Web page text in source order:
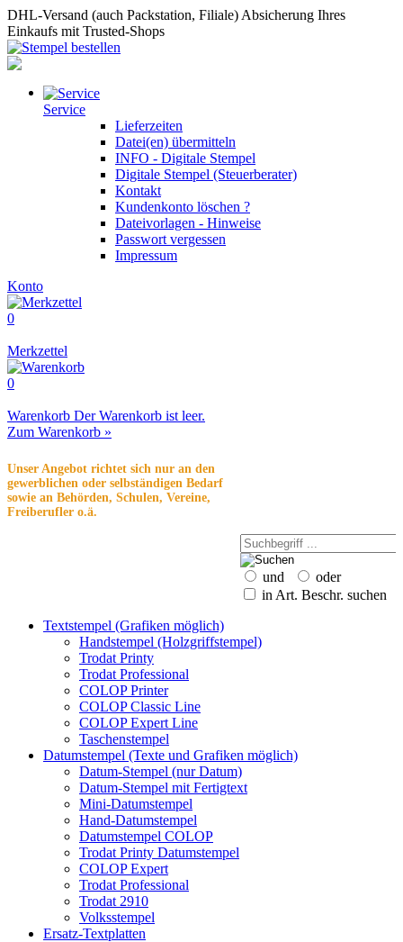
DHL-Versand (auch Packstation, Filiale) Absicherung Ihres
Einkaufs mit Trusted-Shops
Service
Lieferzeiten
Datei(en) übermitteln
INFO - Digitale Stempel
Digitale Stempel (Steuerberater)
Kontakt
Kundenkonto löschen ?
Dateivorlagen - Hinweise
Passwort vergessen
Impressum
Konto
0
Merkzettel
0
Warenkorb Der Warenkorb ist leer.
Zum Warenkorb »
Unser Angebot richtet sich nur an den
gewerblichen oder selbständigen Bedarf
sowie an Behörden, Schulen, Vereine,
Freiberufler o.ä.
und
oder
in Art. Beschr. suchen
Textstempel (Grafiken möglich)
Handstempel (Holzgriffstempel)
Trodat Printy
Trodat Professional
COLOP Printer
COLOP Classic Line
COLOP Expert Line
Taschenstempel
Datumstempel (Texte und Grafiken möglich)
Datum-Stempel (nur Datum)
Datum-Stempel mit Fertigtext
Mini-Datumstempel
Hand-Datumstempel
Datumstempel COLOP
Trodat Printy Datumstempel
COLOP Expert
Trodat Professional
Trodat 2910
Volksstempel
Ersatz-Textplatten